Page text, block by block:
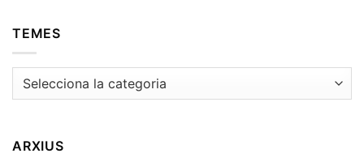
TEMES
Temes
ARXIUS